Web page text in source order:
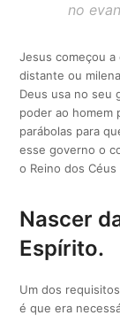
no
Jesus começou a
distante ou
Deus usa no seu
poder ao homem
parábolas para
esse governo o
o Reino dos
Nascer
Espírito.
Um dos
é que era